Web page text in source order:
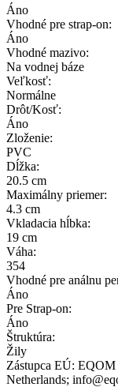
Áno
Vhodné pre strap-on:
Áno
Vhodné mazivo:
Na vodnej báze
Veľkosť:
Normálne
Drôt/Kosť:
Áno
Zloženie:
PVC
Dĺžka:
20.5 cm
Maximálny priemer:
4.3 cm
Vkladacia hĺbka:
19 cm
Váha:
354
Vhodné pre análnu
Áno
Pre Strap-on:
Áno
Štruktúra:
Žily
Zástupca EÚ: EQOM
Netherlands;